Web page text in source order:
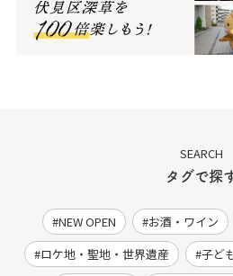
SEARCH
タグで探
NEW OPEN お酒・ワイン
ロケ地・聖地・世界遺産
子ど